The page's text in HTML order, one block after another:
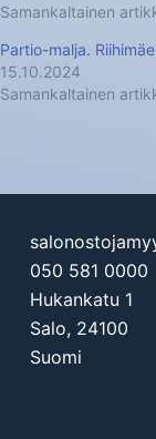
Samankaltainen
Partio-malja.
15.10.2024
Samankaltainen
050 581 0000
Hukankatu 1
Salo, 24100
Suomi